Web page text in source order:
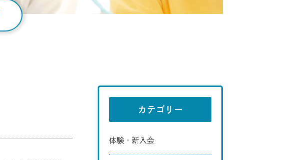
カテゴリー
体験・新入会